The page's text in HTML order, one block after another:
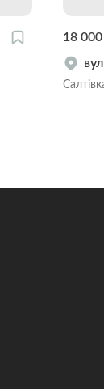
18